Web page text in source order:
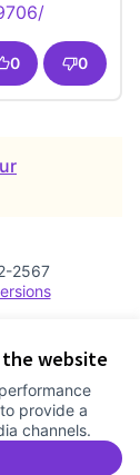
website
provide a
channels.
0 0
2567